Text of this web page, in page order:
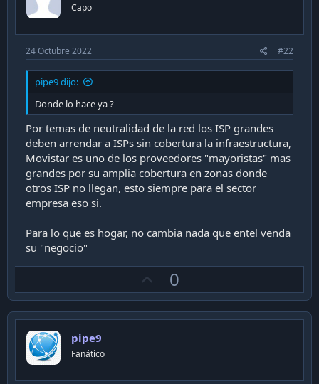
Capo
24 Octubre 2022 #22
pipe9 dijo:
Donde lo hace ya ?
Por temas de neutralidad de la red los ISP grandes
deben arrendar a ISPs sin cobertura la infraestructura,
Movistar es uno de los proveedores "mayoristas" mas
grandes por su amplia cobertura en zonas donde
otros ISP no llegan, esto siempre para el sector
empresa eso si.
Para lo que es hogar, no cambia nada que entel venda
su "negocio"
p
v
0
pipe9
Fanático